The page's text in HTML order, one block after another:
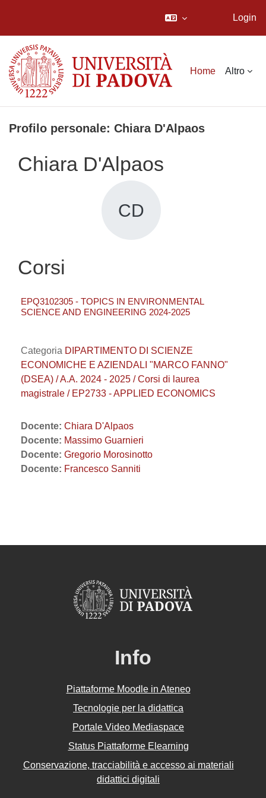
Login
Home Altro
Profilo personale: Chiara D'Alpaos
Chiara D'Alpaos
CD
Corsi
EPQ3102305 - TOPICS IN ENVIRONMENTAL
SCIENCE AND ENGINEERING 2024-2025
Categoria DIPARTIMENTO DI SCIENZE
ECONOMICHE E AZIENDALI "MARCO FANNO"
(DSEA) / A.A. 2024 - 2025 / Corsi di laurea
magistrale / EP2733 - APPLIED ECONOMICS
Docente: Chiara D'Alpaos
Docente: Massimo Guarnieri
Docente: Gregorio Morosinotto
Docente: Francesco Sanniti
Info
Piattaforme Moodle in Ateneo
Tecnologie per la didattica
Portale Video Mediaspace
Status Piattaforme Elearning
Conservazione, tracciabilità e accesso ai materiali
didattici digitali